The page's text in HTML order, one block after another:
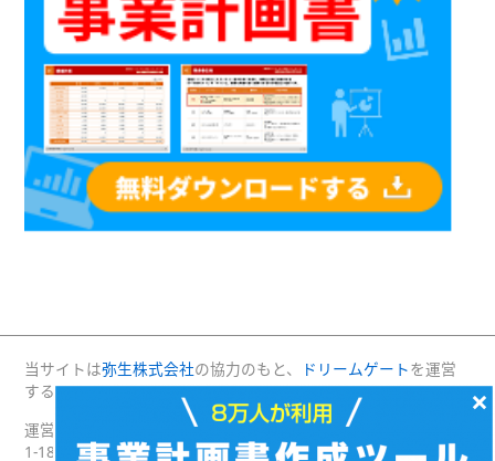
当サイトは弥生株式会社の協力のもと、 ドリームゲートを運営
する(株)プロジェクトニッポンが運営・管理しています。
運営：(株)プロジェクトニッポン 〒160-0004 東京都新宿区四谷
1-18 綿半野原ビル別館8階
×